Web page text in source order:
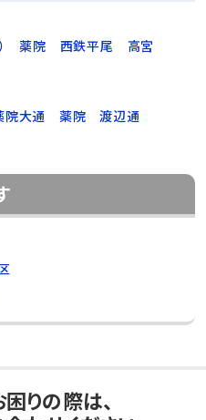
薬院 西鉄平尾
高宮
院大通 薬院
渡辺通
りの際は、